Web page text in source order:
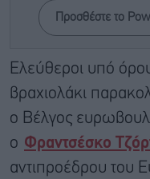
Προσθέστε το
Ελεύθεροι υπό
βραχιολάκι
ο Βέλγος
ο Φραντσέσκο
αντιπροέδρου του